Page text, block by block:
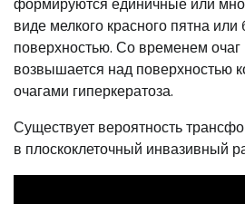
виде мелкого красного пятна
поверхностью. Со временем очаг
возвышается над поверхностью
очагами гиперкератоза.
Существует вероятность
в плоскоклеточный инвазивный